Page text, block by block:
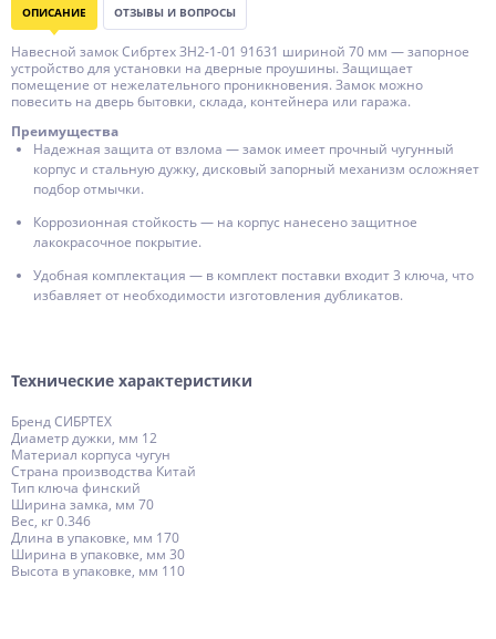
ОПИСАНИЕ ОТЗЫВЫ И ВОПРОСЫ
Навесной замок Сибртех ЗН2-1-01 91631 шириной 70 мм — запорное
устройство для установки на дверные проушины. Защищает
помещение от нежелательного проникновения. Замок можно
повесить на дверь бытовки, склада, контейнера или гаража.
Преимущества
Надежная защита от взлома — замок имеет прочный чугунный
корпус и стальную дужку, дисковый запорный механизм осложняет
подбор отмычки.
Коррозионная стойкость — на корпус нанесено защитное
лакокрасочное покрытие.
Удобная комплектация — в комплект поставки входит 3 ключа, что
избавляет от необходимости изготовления дубликатов.
Технические характеристики
Бренд СИБРТЕХ
Диаметр дужки, мм 12
Материал корпуса чугун
Страна производства Китай
Тип ключа финский
Ширина замка, мм 70
Вес, кг 0.346
Длина в упаковке, мм 170
Ширина в упаковке, мм 30
Высота в упаковке, мм 110